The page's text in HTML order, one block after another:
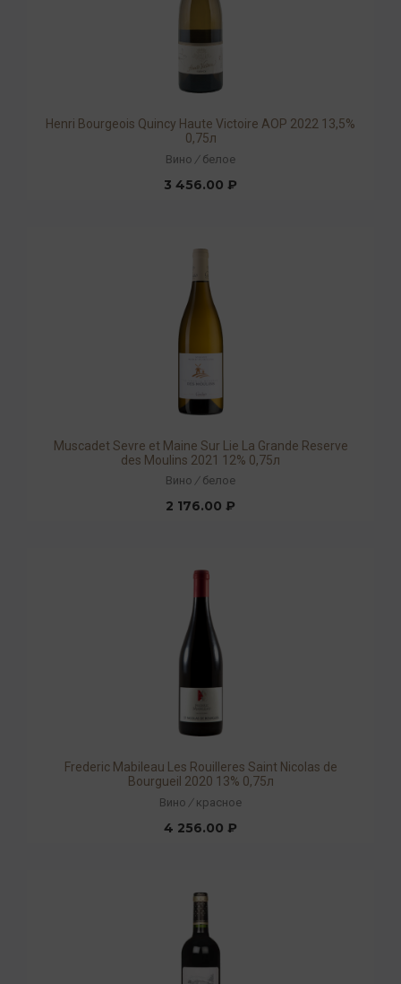
Henri Bourgeois Quincy Haute Victoire AOP 2022 13,5%
0,75л
Вино / белое
3 456.00 ₽
Muscadet Sevre et Maine Sur Lie La Grande Reserve
des Moulins 2021 12% 0,75л
Вино / белое
2 176.00 ₽
Frederic Mabileau Les Rouilleres Saint Nicolas de
Bourgueil 2020 13% 0,75л
Вино / красное
4 256.00 ₽